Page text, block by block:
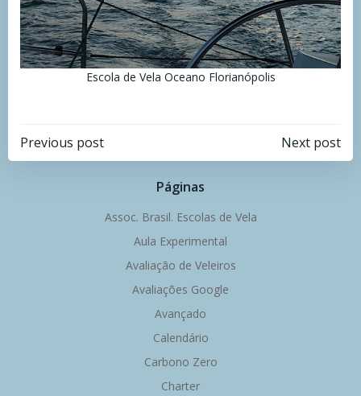
Escola de Vela Oceano Florianópolis
Navegação
Previous post
Navegação
de
Post
Next post
Páginas
Assoc. Brasil. Escolas de Vela
Aula Experimental
Avaliação de Veleiros
Avaliações Google
Avançado
Calendário
Carbono Zero
Charter